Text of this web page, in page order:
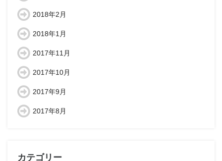
2018年2月
2018年1月
2017年11月
2017年10月
2017年9月
2017年8月
カテゴリー